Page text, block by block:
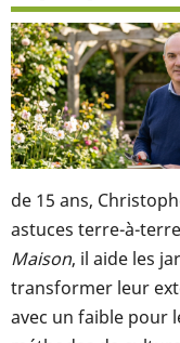
de 15 ans,
astuces terre-à-
Maison, il aide les
transformer leur
avec un faible pour